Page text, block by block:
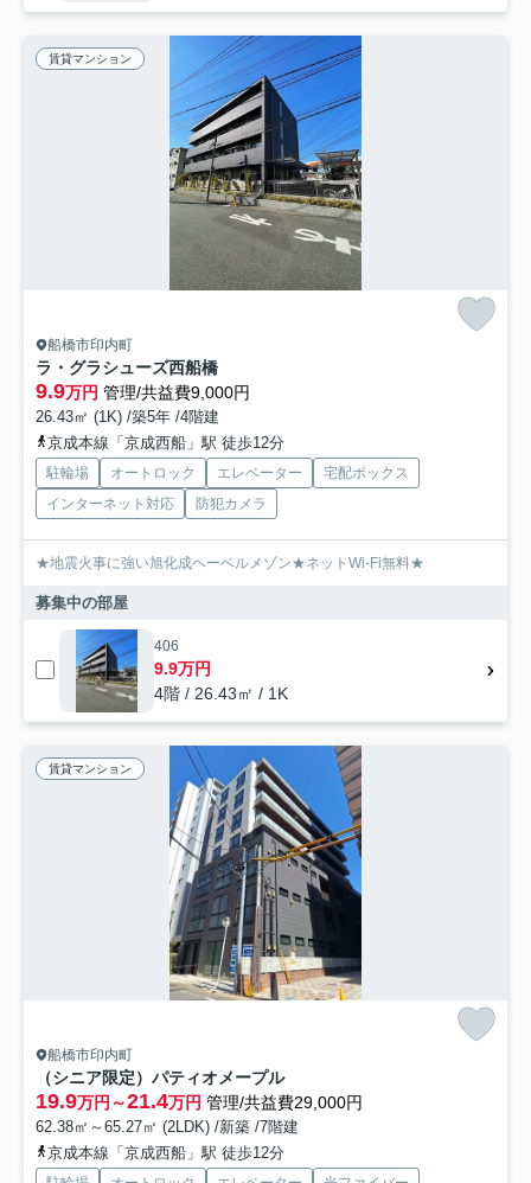
賃貸マンション
船橋市印内町
ラ・グラシューズ西船橋
9.9万円 管理/共益費9,000円
26.43㎡ (1K) /築5年 /4階建
京成本線「京成西船」駅 徒歩12分
駐輪場 オートロック エレベーター
宅配ボックス
インターネット対応
防犯カメラ
★地震火事に強い旭化成ヘーベルメゾン★ネットWi-Fi無料★
募集中の部屋
406
9.9万円
4階 / 26.43㎡ / 1K
賃貸マンション
船橋市印内町
（シニア限定）パティオメープル
19.9万円～21.4万円 管理/共益費29,000円
62.38㎡～65.27㎡ (2LDK) /新築 /7階建
京成本線「京成西船」駅 徒歩12分